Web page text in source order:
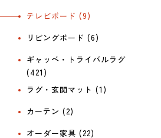
テレビボード (9)
リビングボード (6)
ギャッベ・トライバルラグ
(421)
ラグ・玄関マット (1)
カーテン (2)
オーダー家具 (22)